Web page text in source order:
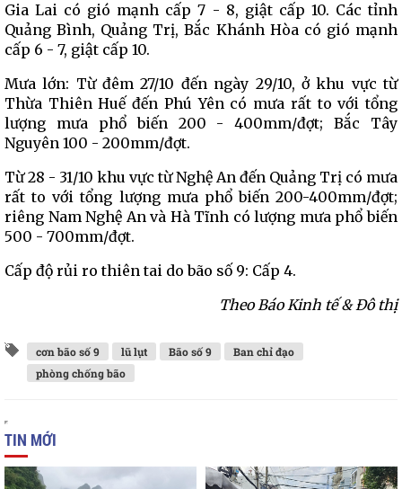
Gia Lai có gió mạnh cấp 7 - 8, giật cấp 10. Các tỉnh
Quảng Bình, Quảng Trị, Bắc Khánh Hòa có gió mạnh
cấp 6 - 7, giật cấp 10.
Mưa lớn: Từ đêm 27/10 đến ngày 29/10, ở khu vực từ
Thừa Thiên Huế đến Phú Yên có mưa rất to với tổng
lượng mưa phổ biến 200 - 400mm/đợt; Bắc Tây
Nguyên 100 - 200mm/đợt.
Từ 28 - 31/10 khu vực từ Nghệ An đến Quảng Trị có mưa
rất to với tổng lượng mưa phổ biến 200-400mm/đợt;
riêng Nam Nghệ An và Hà Tĩnh có lượng mưa phổ biến
500 - 700mm/đợt.
Cấp độ rủi ro thiên tai do bão số 9: Cấp 4.
Theo Báo Kinh tế & Đô thị
cơn bão số 9 lũ lụt Bão số 9
Ban chỉ đạo
phòng chống bão
TIN MỚI